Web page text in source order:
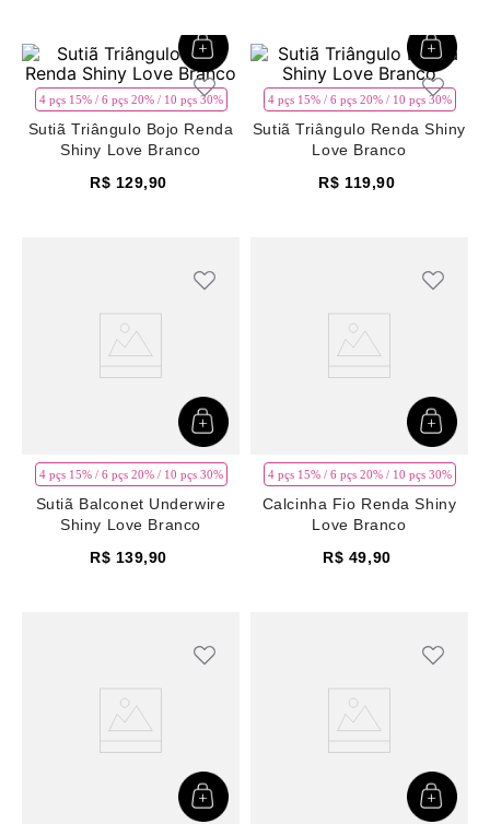
4 pçs 15% / 6 pçs 20% / 10 pçs 30%
Sutiã Triângulo Bojo Renda
Shiny Love Branco
R$ 129,90
4 pçs 15% / 6 pçs 20% / 10 pçs 30%
Sutiã Triângulo Renda Shiny
Love Branco
R$ 119,90
4 pçs 15% / 6 pçs 20% / 10 pçs 30%
Sutiã Balconet Underwire
Shiny Love Branco
R$ 139,90
4 pçs 15% / 6 pçs 20% / 10 pçs 30%
Calcinha Fio Renda Shiny
Love Branco
R$ 49,90